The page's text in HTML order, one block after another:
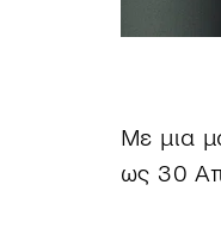
Με μια
ως 30